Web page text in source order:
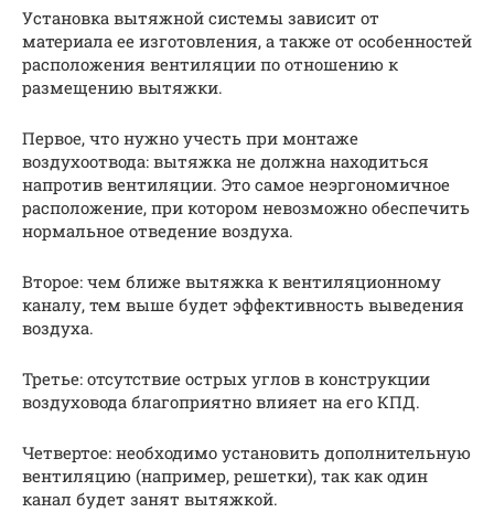
Установка вытяжной системы зависит от
материала ее изготовления, а также от особенностей
расположения вентиляции по отношению к
размещению вытяжки.
Первое, что нужно учесть при монтаже
воздухоотвода: вытяжка не должна находиться
напротив вентиляции. Это самое неэргономичное
расположение, при котором невозможно обеспечить
нормальное отведение воздуха.
Второе: чем ближе вытяжка к вентиляционному
каналу, тем выше будет эффективность выведения
воздуха.
Третье: отсутствие острых углов в конструкции
воздуховода благоприятно влияет на его КПД.
Четвертое: необходимо установить дополнительную
вентиляцию (например, решетки), так как один
канал будет занят вытяжкой.